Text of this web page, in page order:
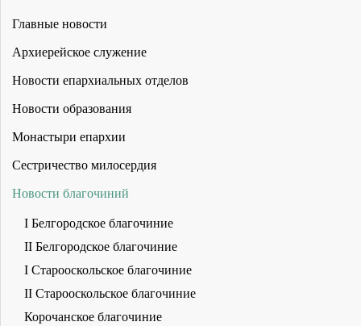
Главные новости
Архиерейское служение
Новости епархиальных отделов
Новости образования
Монастыри епархии
Сестричество милосердия
Новости благочиний
I Белгородское благочиние
II Белгородское благочиние
I Старооскольское благочиние
II Старооскольское благочиние
Корочанское благочиние